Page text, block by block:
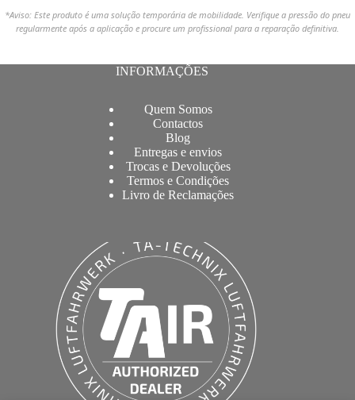
*Aviso: Este produto é uma solução temporária de mobilidade. Verifique a pressão do pneu
regularmente após a aplicação e procure um profissional para a reparação definitiva.
INFORMAÇÕES
Quem Somos
Contactos
Blog
Entregas e envios
Trocas e Devoluções
Termos e Condições
Livro de Reclamações